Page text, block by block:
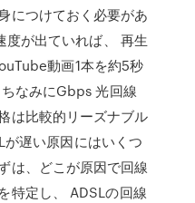
につけておく必要があ
が出ていれば、 再生
動画1本を約5秒
なみにGbps 光回線
は比較的リーズナブル
遅い原因にはいくつ
は、どこが原因で回線
特定し、 ADSLの回線